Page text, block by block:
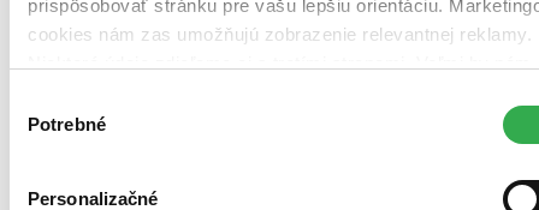
prispôsobovať stránku pre vašu lepšiu orientáciu.
cookies nám zas umožňujú zobrazenie relevantnej reklamy.
Ďakujeme!
súhlasu
Potrebné
Personalizačné